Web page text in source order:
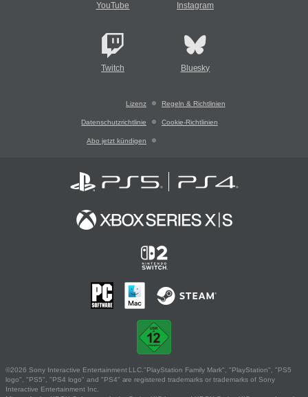
YouTube Instagram
Twitch Bluesky
Lizenz Regeln & Richtlinien
Datenschutzrichtlinie Cookie-Richtlinien
Abo jetzt kündigen
©2026 Sony Interactive Entertainment LLC."PlayStation Family Mark", "PlayStation", "PS5
logo", "PS5", "PS4 logo" and "PS4" are registered trademarks or trademarks of Sony
Interactive Entertainment Inc.